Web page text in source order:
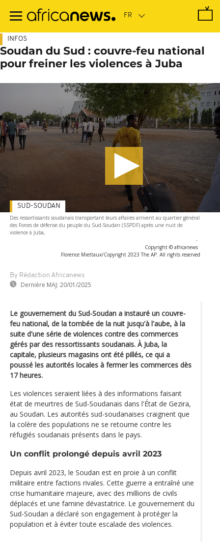
contenu
INFOS
Soudan du Sud : couvre-feu national
pour freiner les violences à Juba
Des ressortissants soudanais transportant leurs affaires arrivent au quartier général
des Forces de défense du peuple du Sud-Soudan (SSPDF) après une nuit de
violence à Juba,
-
Copyright © africanews
Florence Miettaux/Copyright 2023 The AP. All rights reserved
By Rédaction Africanews
Dernière MAJ: 20/01/2025
SUD-SOUDAN
Le gouvernement du Sud-Soudan a instauré un couvre-
feu national, de la tombée de la nuit jusqu'à l'aube, à la
suite d'une série de violences contre des commerces
gérés par des ressortissants soudanais. À Juba, la
capitale, plusieurs magasins ont été pillés, ce qui a
poussé les autorités locales à fermer les commerces dès
17 heures.
Les violences seraient liées à des informations faisant
état de meurtres de Sud-Soudanais dans l'État de Gezira,
au Soudan. Les autorités sud-soudanaises craignent que
la colère des populations ne se retourne contre les
réfugiés soudanais présents dans le pays.
Un conflit prolongé depuis avril 2023
Depuis avril 2023, le Soudan est en proie à un conflit
militaire entre factions rivales. Cette guerre a entraîné une
crise humanitaire majeure, avec des millions de civils
déplacés et une famine dévastatrice. Le gouvernement du
Sud-Soudan a déclaré son engagement à protéger la
population et à éviter toute escalade des violences.